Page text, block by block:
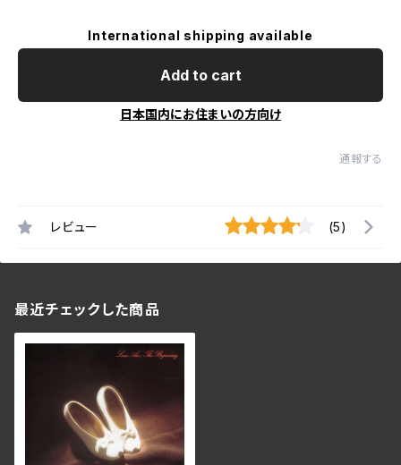
International shipping available
Add to cart
日本国内にお住まいの方向け
通報する
レビュー (5)
最近チェックした商品